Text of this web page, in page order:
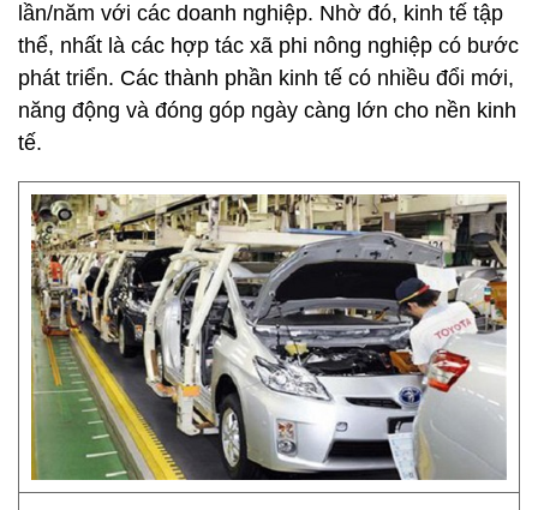
lần/năm với các doanh nghiệp. Nhờ đó, kinh tế tập
thể, nhất là các hợp tác xã phi nông nghiệp có bước
phát triển. Các thành phần kinh tế có nhiều đổi mới,
năng động và đóng góp ngày càng lớn cho nền kinh
tế.